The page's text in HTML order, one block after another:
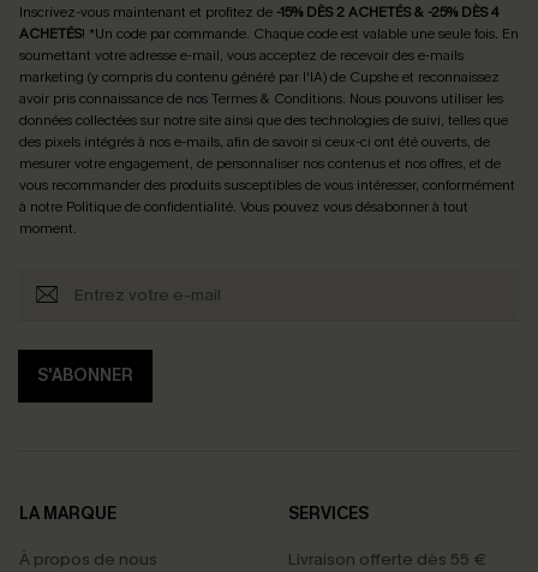
Inscrivez-vous maintenant et profitez de -15% DÈS 2 ACHETÉS & -25% DÈS 4
ACHETÉS! *Un code par commande. Chaque code est valable une seule fois. En
soumettant votre adresse e-mail, vous acceptez de recevoir des e-mails
marketing (y compris du contenu généré par l'IA) de Cupshe et reconnaissez
avoir pris connaissance de nosTermes & Conditions. Nous pouvons utiliser les
données collectées sur notre site ainsi que des technologies de suivi, telles que
des pixels intégrés à nos e-mails, afin de savoir si ceux-ci ont été ouverts, de
mesurer votre engagement, de personnaliser nos contenus et nos offres, et de
vous recommander des produits susceptibles de vous intéresser, conformément
à notre Politique de confidentialité. Vous pouvez vous désabonner à tout
moment.
S'ABONNER
LA MARQUE
À propos de nous
SERVICES
Livraison offerte dès 55 €